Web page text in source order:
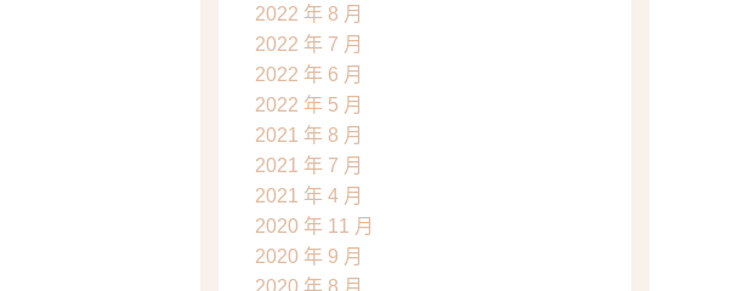
2022 年 8 月
2022 年 7 月
2022 年 6 月
2022 年 5 月
2021 年 8 月
2021 年 7 月
2021 年 4 月
2020 年 11 月
2020 年 9 月
2020 年 8 月